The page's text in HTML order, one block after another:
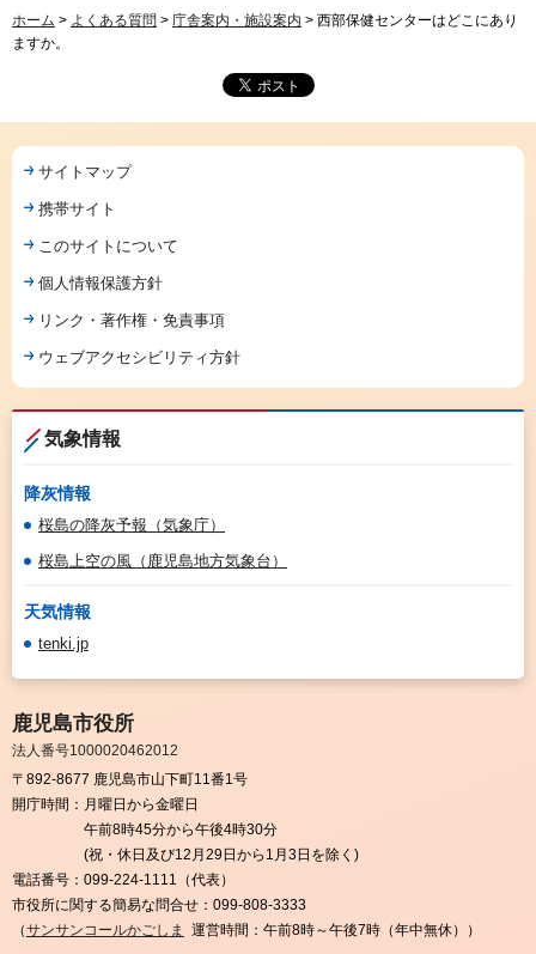
ホーム > よくある質問 > 庁舎案内・施設案内 > 西部保健センターはどこにあり
ますか。
サイトマップ
携帯サイト
このサイトについて
個人情報保護方針
リンク・著作権・免責事項
ウェブアクセシビリティ方針
気象情報
降灰情報
桜島の降灰予報（気象庁）
桜島上空の風（鹿児島地方気象台）
天気情報
tenki.jp
鹿児島市役所
法人番号1000020462012
〒892-8677 鹿児島市山下町11番1号
開庁時間： 月曜日から金曜日
午前8時45分から午後4時30分
(祝・休日及び12月29日から1月3日を除く)
電話番号： 099-224-1111（代表）
市役所に関する簡易な問合せ： 099-808-3333
（サンサンコールかごしま 運営時間：午前8時～午後7時（年中無休））